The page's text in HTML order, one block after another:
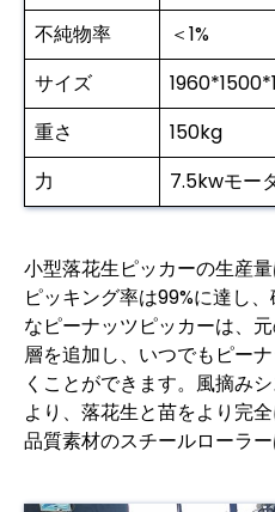
不純物率
＜1%
サイズ
重さ
150kg
力
7.5kwモー
小型落花生ピッカーの生産
ピッキング率は99%に達し
なピーナッツピッカーは、
層を追加し、いつでもピー
くことができます。風摘み
より、落花生と苗をより完
品質素材のスチールローラー